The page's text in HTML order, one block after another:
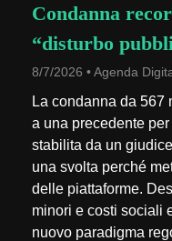
Condanna
“disturbo
8/7/2026 • Agenda
La condanna da 567
a una precedente
stabilita da un
una svolta perché
delle piattaforme.
minori e costi sociali
nuovo paradigma